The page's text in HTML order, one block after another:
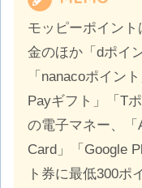
モッピーポイン
金のほか「dポイ
「nanacoポイン
Payギフト」「T
の電子マネー、
Card」「Google
ト券に最低300ポ